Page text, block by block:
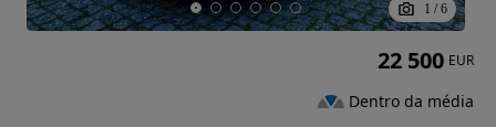
1 / 6
22 500 EUR
Dentro da média